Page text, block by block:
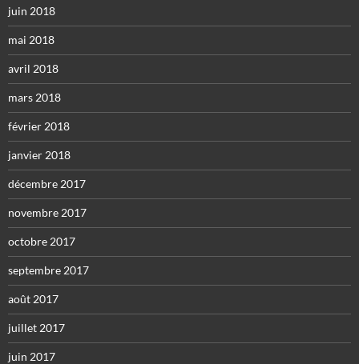
juin 2018
mai 2018
avril 2018
mars 2018
février 2018
janvier 2018
décembre 2017
novembre 2017
octobre 2017
septembre 2017
août 2017
juillet 2017
juin 2017